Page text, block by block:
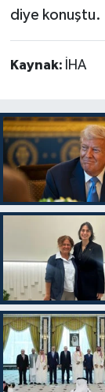
diye konuştu.
Kaynak: İHA